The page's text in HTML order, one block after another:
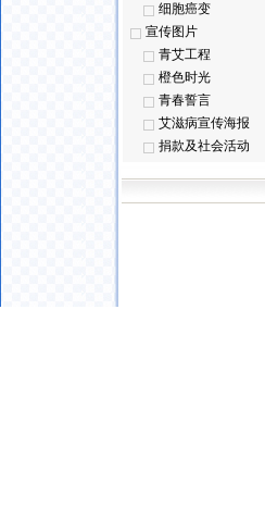
细胞癌变
宣传图片
青艾工程
橙色时光
青春誓言
艾滋病宣传海报
捐款及社会活动